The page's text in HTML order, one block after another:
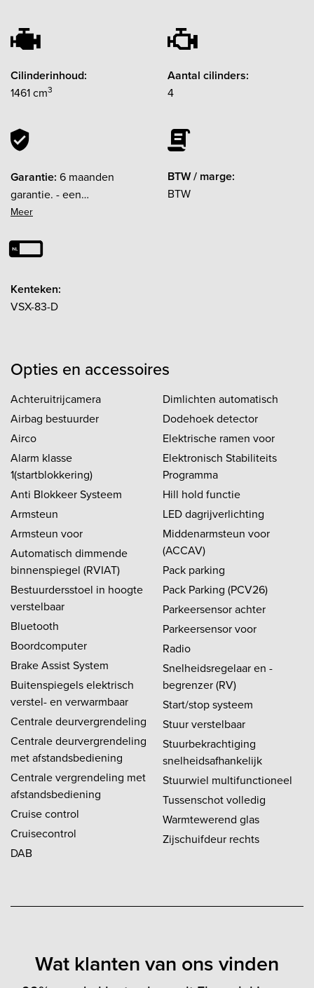
Cilinderinhoud:
1461 cm3
Aantal cilinders:
4
Garantie: 6 maanden
garantie. - een
onderhoudsbeurt, indien
10.000km[br]- nieuwe
APK[br]- een
Autohuis Westerkwartier
Garantie *[br][br]Optioneel:
personenauto's)
BTW / marge:
BTW
Kenteken:
VSX-83-D
Opties en accessoires
Achteruitrijcamera
Airbag bestuurder
Airco
Alarm klasse
1(startblokkering)
Anti Blokkeer Systeem
Armsteun
Armsteun voor
Automatisch dimmende
binnenspiegel (RVIAT)
Bestuurdersstoel in hoogte
verstelbaar
Bluetooth
Boordcomputer
Brake Assist System
Buitenspiegels elektrisch
verstel- en verwarmbaar
Centrale deurvergrendeling
Centrale deurvergrendeling
met afstandsbediening
Centrale vergrendeling met
afstandsbediening
Cruise control
Cruisecontrol
DAB
Dimlichten automatisch
Dodehoek detector
Elektrische ramen voor
Elektronisch Stabiliteits
Programma
Hill hold functie
LED dagrijverlichting
Middenarmsteun voor
(ACCAV)
Pack parking
Pack Parking (PCV26)
Parkeersensor achter
Parkeersensor voor
Radio
Snelheidsregelaar en -
begrenzer (RV)
Start/stop systeem
Stuur verstelbaar
Stuurbekrachtiging
snelheidsafhankelijk
Stuurwiel multifunctioneel
Tussenschot volledig
Warmtewerend glas
Zijschuifdeur rechts
Wat klanten van ons vinden